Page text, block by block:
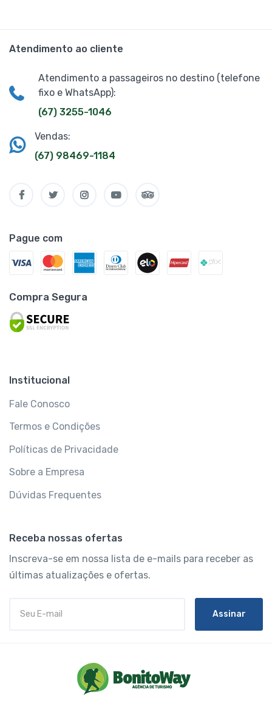
Atendimento ao cliente
Atendimento a passageiros no destino (telefone
fixo e WhatsApp):
(67) 3255-1046
Vendas:
(67) 98469-1184
Pague com
Compra Segura
Institucional
Fale Conosco
Termos e Condições
Políticas de Privacidade
Sobre a Empresa
Dúvidas Frequentes
Receba nossas ofertas
Inscreva-se em nossa lista de e-mails para receber as
últimas atualizações e ofertas.
Assinar